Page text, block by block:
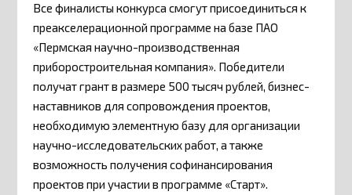
Все финалисты конкурса смогут присоединиться к
преакселерационной программе на базе ПАО
«Пермская научно-производственная
приборостроительная компания». Победители
получат грант в размере 500 тысяч рублей, бизнес-
наставников для сопровождения проектов,
необходимую элементную базу для организации
научно-исследовательских работ, а также
возможность получения софинансирования
проектов при участии в программе «Старт».